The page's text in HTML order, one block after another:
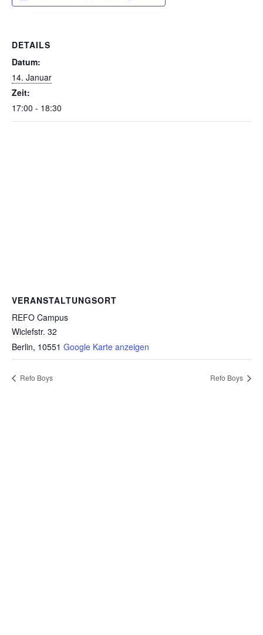
DETAILS
Datum:
14. Januar
Zeit:
17:00 - 18:30
VERANSTALTUNGSORT
REFO Campus
Wiclefstr. 32
Berlin, 10551 Google Karte anzeigen
Refo Boys Refo Boys